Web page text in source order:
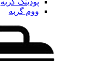
پودینگ گربه
ووم گربه